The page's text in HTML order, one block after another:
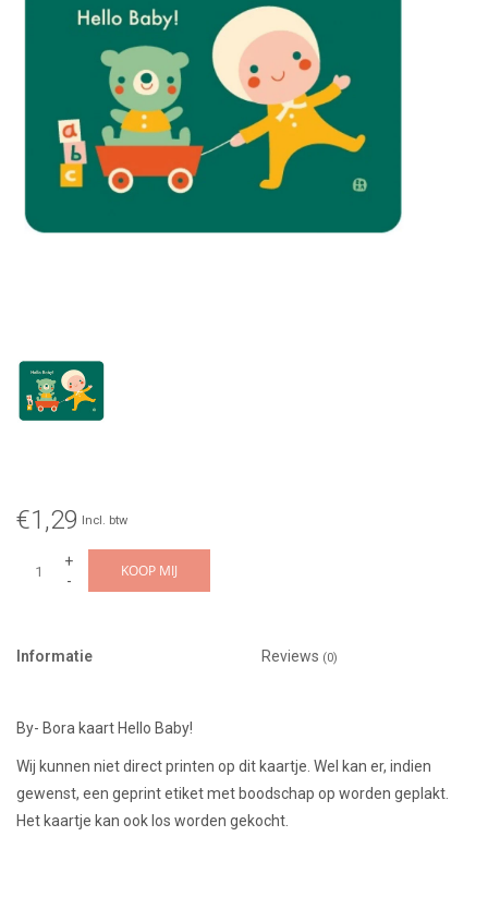
€1,29 Incl. btw
+
-
KOOP MIJ
Informatie Reviews (0)
By- Bora kaart Hello Baby!
Wij kunnen niet direct printen op dit kaartje. Wel kan er, indien
gewenst, een geprint etiket met boodschap op worden geplakt.
Het kaartje kan ook los worden gekocht.